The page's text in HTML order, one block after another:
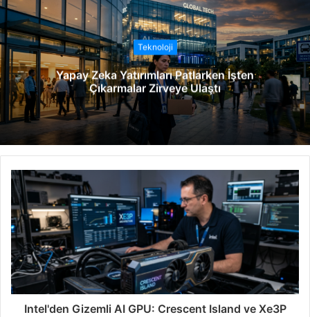
s
i
t
e
s
i
Teknoloji
Yapay Zeka Yatırımları Patlarken İşten
Çıkarmalar Zirveye Ulaştı
Intel'den Gizemli AI GPU: Crescent Island ve Xe3P